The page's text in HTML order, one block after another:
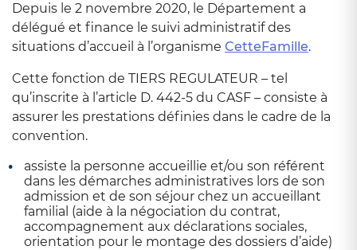
Depuis le 2 novembre 2020, le Département a
délégué et finance le suivi administratif des
situations d’accueil à l’organisme CetteFamille.
Cette fonction de TIERS REGULATEUR – tel
qu’inscrite à l’article D. 442-5 du CASF – consiste à
assurer les prestations définies dans le cadre de la
convention.
assiste la personne accueillie et/ou son référent
dans les démarches administratives lors de son
admission et de son séjour chez un accueillant
familial (aide à la négociation du contrat,
accompagnement aux déclarations sociales,
orientation pour le montage des dossiers d’aide)